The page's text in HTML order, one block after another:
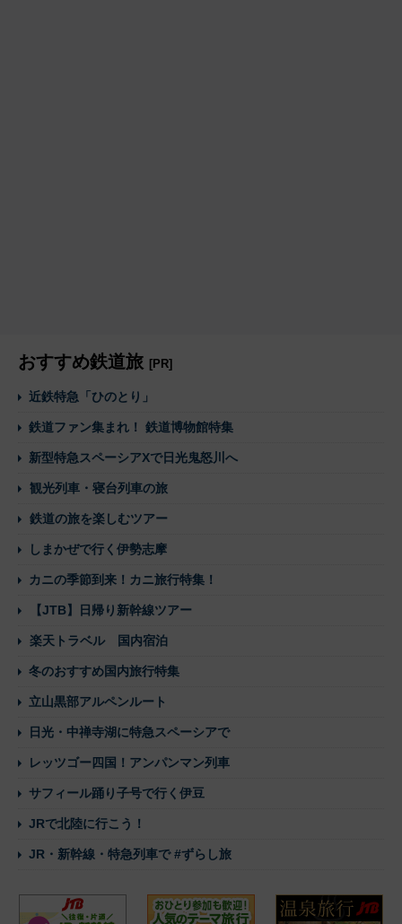
おすすめ鉄道旅 [PR]
近鉄特急「ひのとり」
鉄道ファン集まれ！ 鉄道博物館特集
新型特急スペーシアXで日光鬼怒川へ
観光列車・寝台列車の旅
鉄道の旅を楽しむツアー
しまかぜで行く伊勢志摩
カニの季節到来！カニ旅行特集！
【JTB】日帰り新幹線ツアー
楽天トラベル 国内宿泊
冬のおすすめ国内旅行特集
立山黒部アルペンルート
日光・中禅寺湖に特急スペーシアで
レッツゴー四国！アンパンマン列車
サフィール踊り子号で行く伊豆
JRで北陸に行こう！
JR・新幹線・特急列車で #ずらし旅